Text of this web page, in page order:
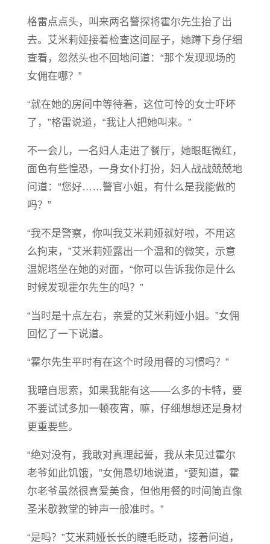
格雷点点头，叫来两名警探将霍尔先生抬了出
去。艾米莉娅接着检查这间屋子，她蹲下身仔细
查看，忽然头也不回地问道：“那个发现现场的
女佣在哪？”
“就在她的房间中等待着，这位可怜的女士吓坏
了，”格雷说道，“我让人把她叫来。”
不一会儿，一名妇人走进了餐厅，她眼眶微红，
面色有些惶恐，一身女仆打扮，妇人战战兢兢地
问道：“您好……警官小姐，有什么是我能做的
吗？”
“我不是警察，你叫我艾米莉娅就好啦，不用这
么拘束，”艾米莉娅露出一个温和的微笑，示意
温妮塔坐在她的对面，“你可以告诉我你是什么
时候发现霍尔先生的吗？”
“当时是十点左右，亲爱的艾米莉娅小姐。”女佣
回忆了一下说道。
“霍尔先生平时有在这个时段用餐的习惯吗？”
我暗自思索，如果我能有这——么多的卡特，要
不要试试多加一顿夜宵，嘛，仔细想想还是身材
更重要些。
“绝对没有，我敢对真理起誓，我从未见过霍尔
老爷如此饥饿，”女佣恳切地说道，“要知道，霍
尔老爷虽然很喜爱美食，但他用餐的时间简直像
圣米歇教堂的钟声一般准时。”
“是吗？”艾米莉娅长长的睫毛眨动，接着问道，